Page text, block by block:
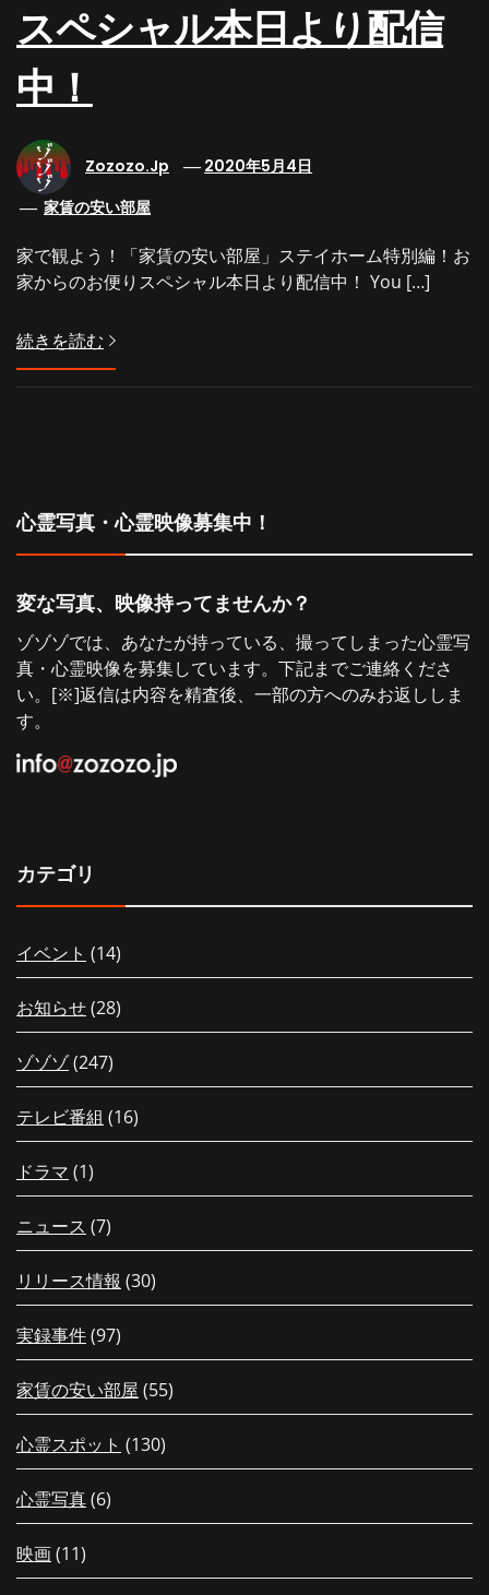
スペシャル本日より配信
中！
Zozozo.jp
2020年5月4日
家賃の安い部屋
家で観よう！「家賃の安い部屋」ステイホーム特別編！お
家からのお便りスペシャル本日より配信中！ You […]
続きを読む
心霊写真・心霊映像募集中！
変な写真、映像持ってませんか？
ゾゾゾでは、あなたが持っている、撮ってしまった心霊写
真・心霊映像を募集しています。下記までご連絡くださ
い。[※]返信は内容を精査後、一部の方へのみお返ししま
す。
カテゴリ
イベント (14)
お知らせ(28)
ゾゾゾ(247)
テレビ番組 (16)
ドラマ (1)
ニュース (7)
リリース情報 (30)
実録事件(97)
家賃の安い部屋 (55)
心霊スポット (130)
心霊写真(6)
映画(11)